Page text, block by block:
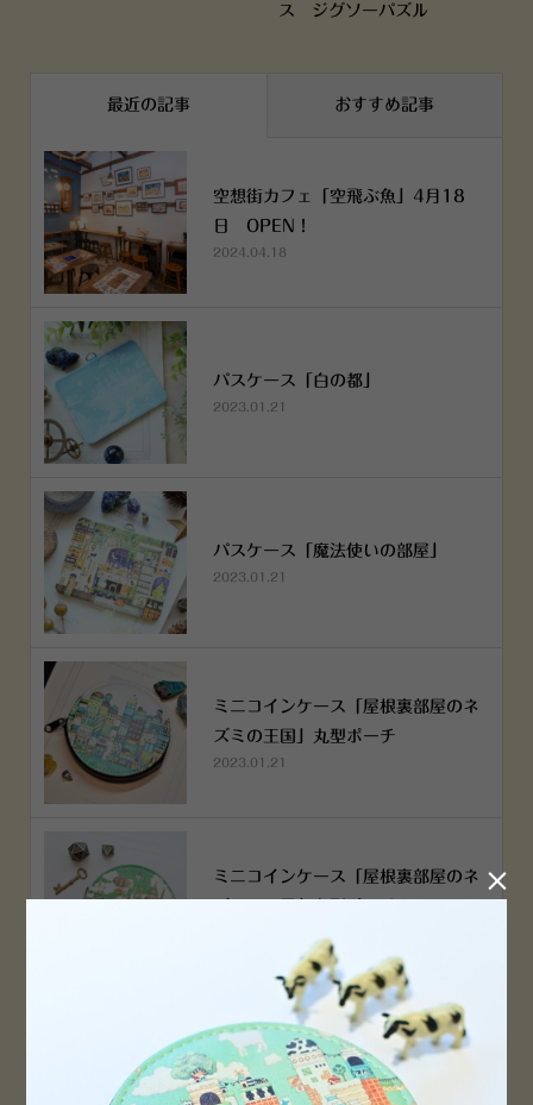
ス ジグソーパズル
最近の記事 おすすめ記事
空想街カフェ「空飛ぶ魚」4月18
日 OPEN！
2024.04.18
パスケース「白の都」
2023.01.21
パスケース「魔法使いの部屋」
2023.01.21
ミニコインケース「屋根裏部屋のネ
ズミの王国」丸型ポーチ
2023.01.21
ミニコインケース「屋根裏部屋のネ
横浜赤レンガ倉庫店 12月6日 O
PEN！
2022.12.05
